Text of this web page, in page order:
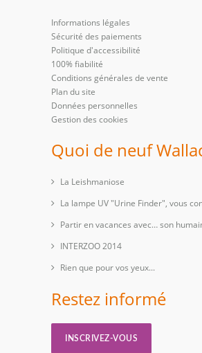
Informations légales
Sécurité des paiements
Politique d'accessibilité
100% fiabilité
Conditions générales de vente
Plan du site
Données personnelles
Gestion des cookies
Quoi de neuf
La Leishmaniose
La lampe UV "Urine Finder", vous
Partir en vacances avec… son
INTERZOO 2014
Rien que pour vos yeux...
Restez informé
INSCRIVEZ-VOUS